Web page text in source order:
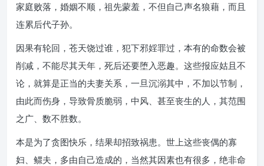
家庭败落，婚姻不顺，祖先蒙羞，不但自己声名狼藉，而且
连累后代子孙。
因果有轮回，苍天饶过谁，犯下邪婬罪过，本有的命数会被
削减，不能尽其天年，死后还要堕入恶趣。这些报应姑且不
论，就算是正当的夫妻关系，一旦沉溺其中，不加以节制，
由此而伤身，导致骨质脆弱，中风、甚至丧生的人，其范围
之广、数不胜数。
本是为了贪图快乐，结果却招致祸患。世上这些丧偶的寡
妇、鳏夫，多由自己造成的，当然其因素也有很多，绝非命